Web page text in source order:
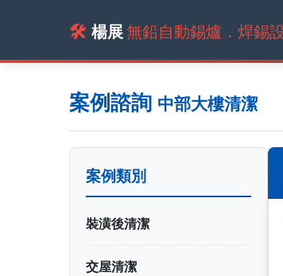
🛠️ 楊展無鉛自動錫爐．焊錫
案例諮詢 中部大樓清潔
案例類別
裝潢後清潔
交屋清潔